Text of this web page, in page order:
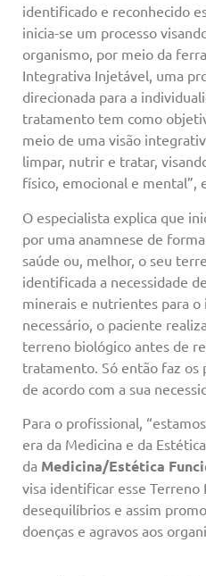
identificado e reconhecido
inicia-se um processo
organismo, por meio da
Integrativa Injetável, uma
direcionada para a
tratamento tem como
meio de uma visão
limpar, nutrir e tratar,
físico, emocional e mental”,
O especialista explica que
por uma anamnese de
saúde ou, melhor, o seu
identificada a necessidade
minerais e nutrientes para
necessário, o paciente
terreno biológico antes de
tratamento. Só então faz
de acordo com a sua
Para o profissional,
era da Medicina e da
da Medicina/Estética
visa identificar esse Terreno
desequilíbrios e assim
doenças e agravos aos